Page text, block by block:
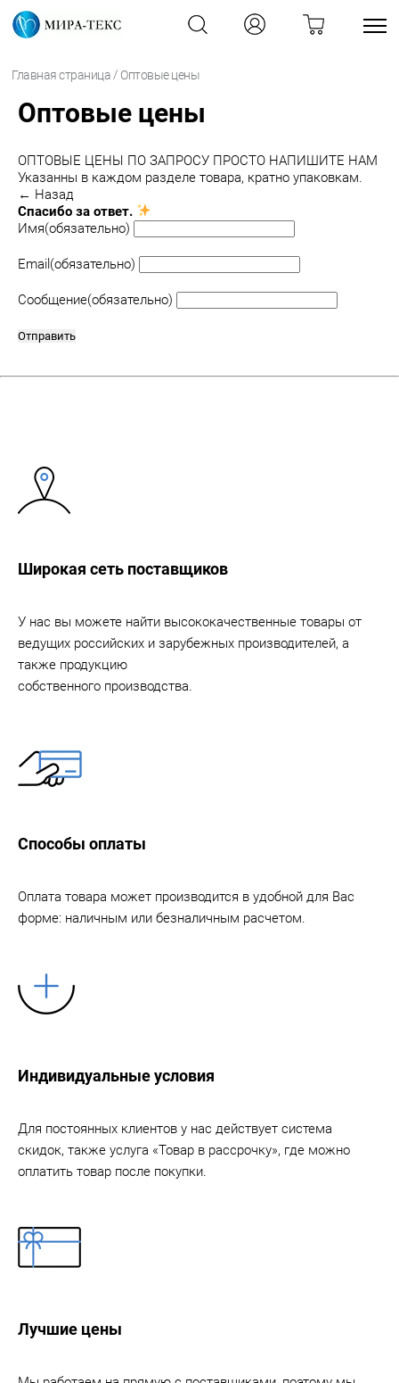
Главная страница / Оптовые цены
Оптовые цены
ОПТОВЫЕ ЦЕНЫ ПО ЗАПРОСУ ПРОСТО НАПИШИТЕ НАМ
Указанны в каждом разделе товара, кратно упаковкам.
← Назад
Спасибо за ответ.
Имя(обязательно)
Email (обязательно)
Сообщение(обязательно)
Отправить
Широкая сеть поставщиков
У нас вы можете найти высококачественные товары от
ведущих российских и зарубежных производителей, а
также продукцию
собственного производства.
Способы оплаты
Оплата товара может производится в удобной для Вас
форме: наличным или безналичным расчетом.
Индивидуальные условия
Для постоянных клиентов у нас действует система
скидок, также услуга «Товар в рассрочку», где можно
оплатить товар после покупки.
Лучшие цены